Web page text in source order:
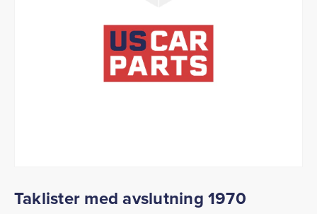
Taklister med avslutning 1970